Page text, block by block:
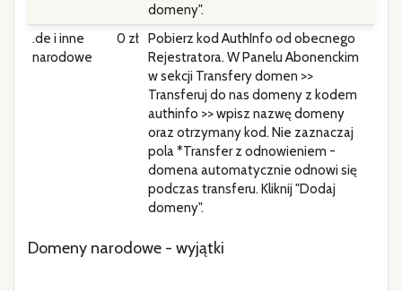
domeny".
.de i inne
narodowe
0 zł Pobierz kod AuthInfo od obecnego
Rejestratora. W Panelu Abonenckim
w sekcji Transfery domen >>
Transferuj do nas domeny z kodem
authinfo >> wpisz nazwę domeny
oraz otrzymany kod. Nie zaznaczaj
pola *Transfer z odnowieniem -
domena automatycznie odnowi się
podczas transferu. Kliknij "Dodaj
domeny".
Domeny narodowe - wyjątki